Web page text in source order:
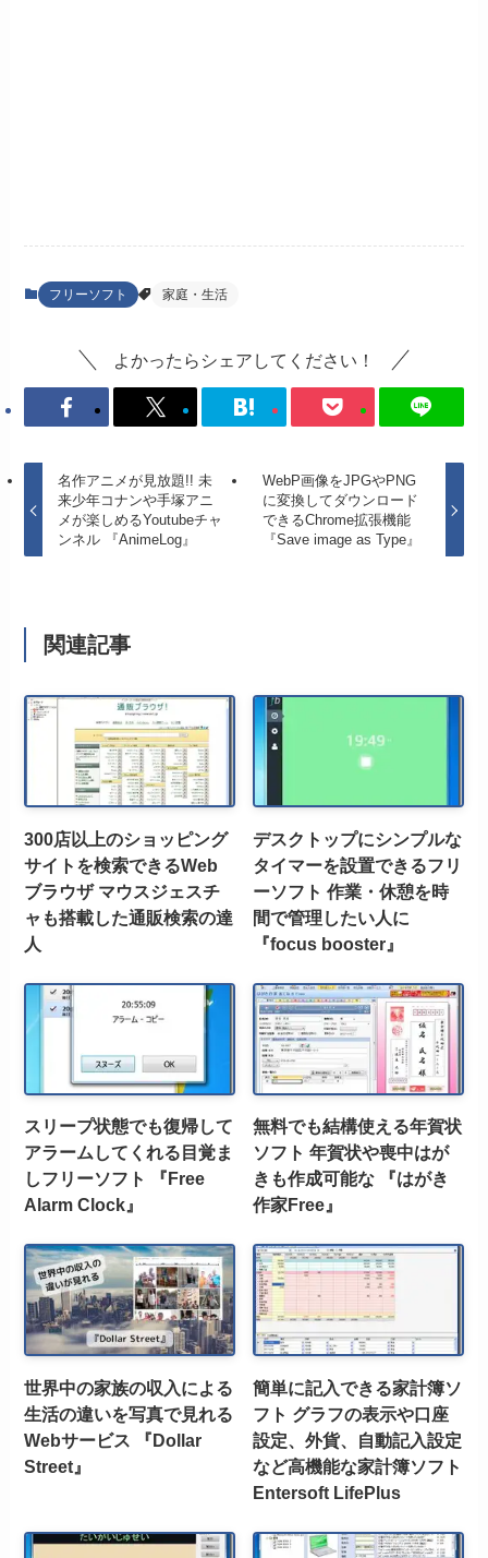
フリーソフト 家庭・生活
よかったらシェアしてください！
名作アニメが見放題!! 未
来少年コナンや手塚アニ
メが楽しめるYoutubeチャ
ンネル 『AnimeLog』
WebP画像をJPGやPNG
に変換してダウンロード
できるChrome拡張機能
『Save image as Type』
関連記事
300店以上のショッピング
サイトを検索できるWeb
ブラウザ マウスジェスチ
ャも搭載した通販検索の達
人
デスクトップにシンプルな
タイマーを設置できるフリ
ーソフト 作業・休憩を時
間で管理したい人に
『focus booster』
スリープ状態でも復帰して
アラームしてくれる目覚ま
しフリーソフト 『Free
Alarm Clock』
無料でも結構使える年賀状
ソフト 年賀状や喪中はが
きも作成可能な 『はがき
作家Free』
世界中の家族の収入による
生活の違いを写真で見れる
Webサービス 『Dollar
Street』
簡単に記入できる家計簿ソ
フト グラフの表示や口座
設定、外貨、自動記入設定
など高機能な家計簿ソフト
Entersoft LifePlus